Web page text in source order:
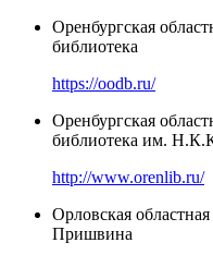
Оренбургская
библиотека
https://oodb.ru/
Оренбургская
библиотека им.
http://www.orenlib.ru/
Орловская
Пришвина